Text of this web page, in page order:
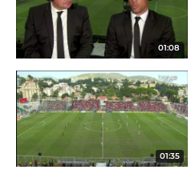
01:08
01:35